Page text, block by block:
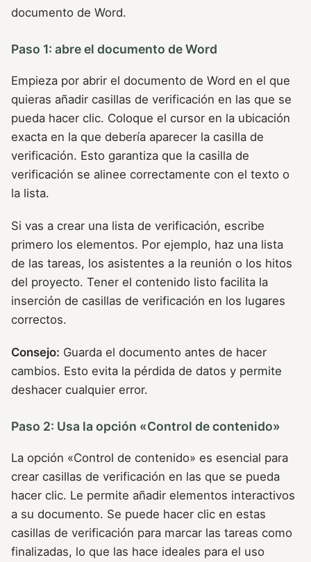
documento de Word.
Paso 1: abre el documento de Word
Empieza por abrir el documento de Word en el que
quieras añadir casillas de verificación en las que se
pueda hacer clic. Coloque el cursor en la ubicación
exacta en la que debería aparecer la casilla de
verificación. Esto garantiza que la casilla de
verificación se alinee correctamente con el texto o
la lista.
Si vas a crear una lista de verificación, escribe
primero los elementos. Por ejemplo, haz una lista
de las tareas, los asistentes a la reunión o los hitos
del proyecto. Tener el contenido listo facilita la
inserción de casillas de verificación en los lugares
correctos.
Consejo: Guarda el documento antes de hacer
cambios. Esto evita la pérdida de datos y permite
deshacer cualquier error.
Paso 2: Usa la opción «Control de contenido»
La opción «Control de contenido» es esencial para
crear casillas de verificación en las que se pueda
hacer clic. Le permite añadir elementos interactivos
a su documento. Se puede hacer clic en estas
casillas de verificación para marcar las tareas como
finalizadas, lo que las hace ideales para el uso